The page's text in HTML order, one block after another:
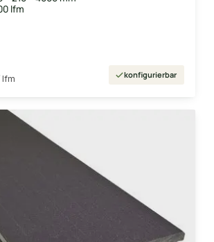
lfm
lfm konfigurierbar